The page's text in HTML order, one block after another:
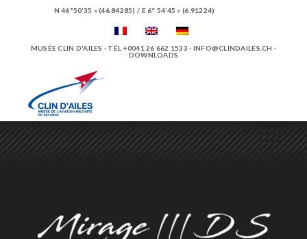
N 46°50’35 » (46.84285) / E 6° 54’45 » (6.91224)
MUSÉE CLIN D'AILES · TÉL +0041 26 662 1533 · INFO@CLINDAILES.CH ·
DOWNLOADS